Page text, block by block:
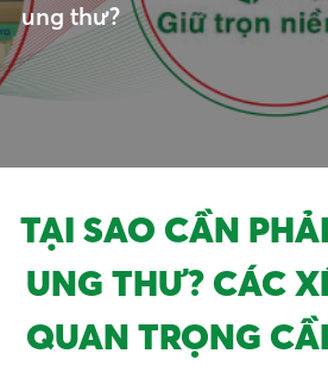
ung thư?
TẠI SAO CẦN
UNG THƯ? CÁC
QUAN TRỌNG